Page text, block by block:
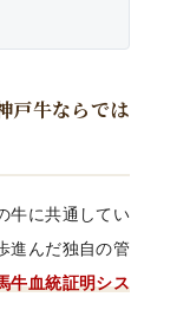
戸牛ならでは
牛に共通してい
進んだ独自の管
牛血統証明シス